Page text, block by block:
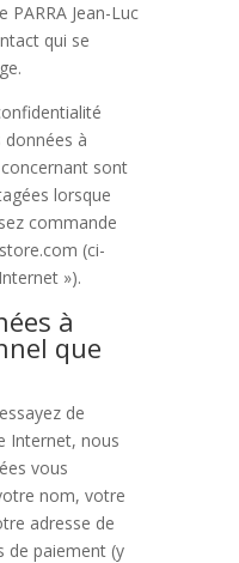
Jean-Luc
qui se
à
sont
lorsque
commande
(ci-
»).
à
que
de
Internet, nous
vous
nom, votre
adresse de
de paiement (y